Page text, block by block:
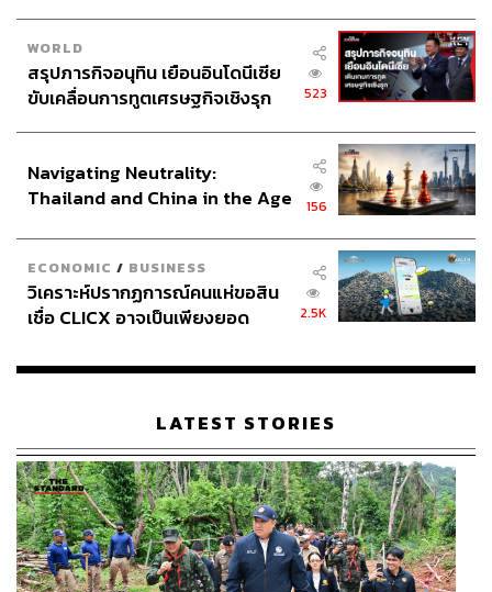
WORLD
สรุปภารกิจอนุทิน เยือนอินโดนีเซีย
ขับเคลื่อนการทูตเศรษฐกิจเชิงรุก
523
Navigating Neutrality:
Thailand and China in the Age
156
ECONOMIC / BUSINESS
วิเคราะห์ปรากฏการณ์คนแห่ขอสิน
เชื่อ CLICX อาจเป็นเพียงยอด
เรือนไทยที่ถูกซุกไว้
2.5K
LATEST STORIES